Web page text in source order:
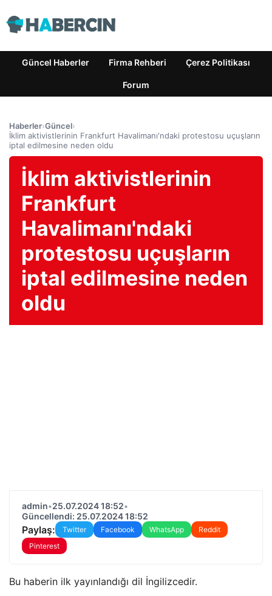
Güncel Haberler Firma Rehberi Çerez Politikası
Forum
Haberler›Güncel›
İklim aktivistlerinin Frankfurt Havalimanı'ndaki protestosu uçuşların
iptal edilmesine neden oldu
İklim aktivistlerinin
Frankfurt
Havalimanı'ndaki
protestosu uçuşların
iptal edilmesine neden
oldu
admin•25.07.2024 18:52•
Güncellendi: 25.07.2024 18:52
Paylaş: Twitter Facebook WhatsApp
Reddit
Pinterest
Bu haberin ilk yayınlandığı dil İngilizcedir.